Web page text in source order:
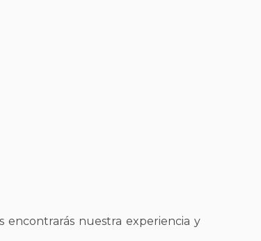
encontrarás nuestra experiencia y